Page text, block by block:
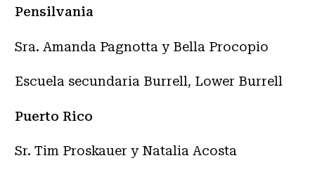
Pensilvania
Sra. Amanda Pagnotta y Bella Procopio
Escuela secundaria Burrell, Lower Burrell
Puerto Rico
Sr. Tim Proskauer y Natalia Acosta